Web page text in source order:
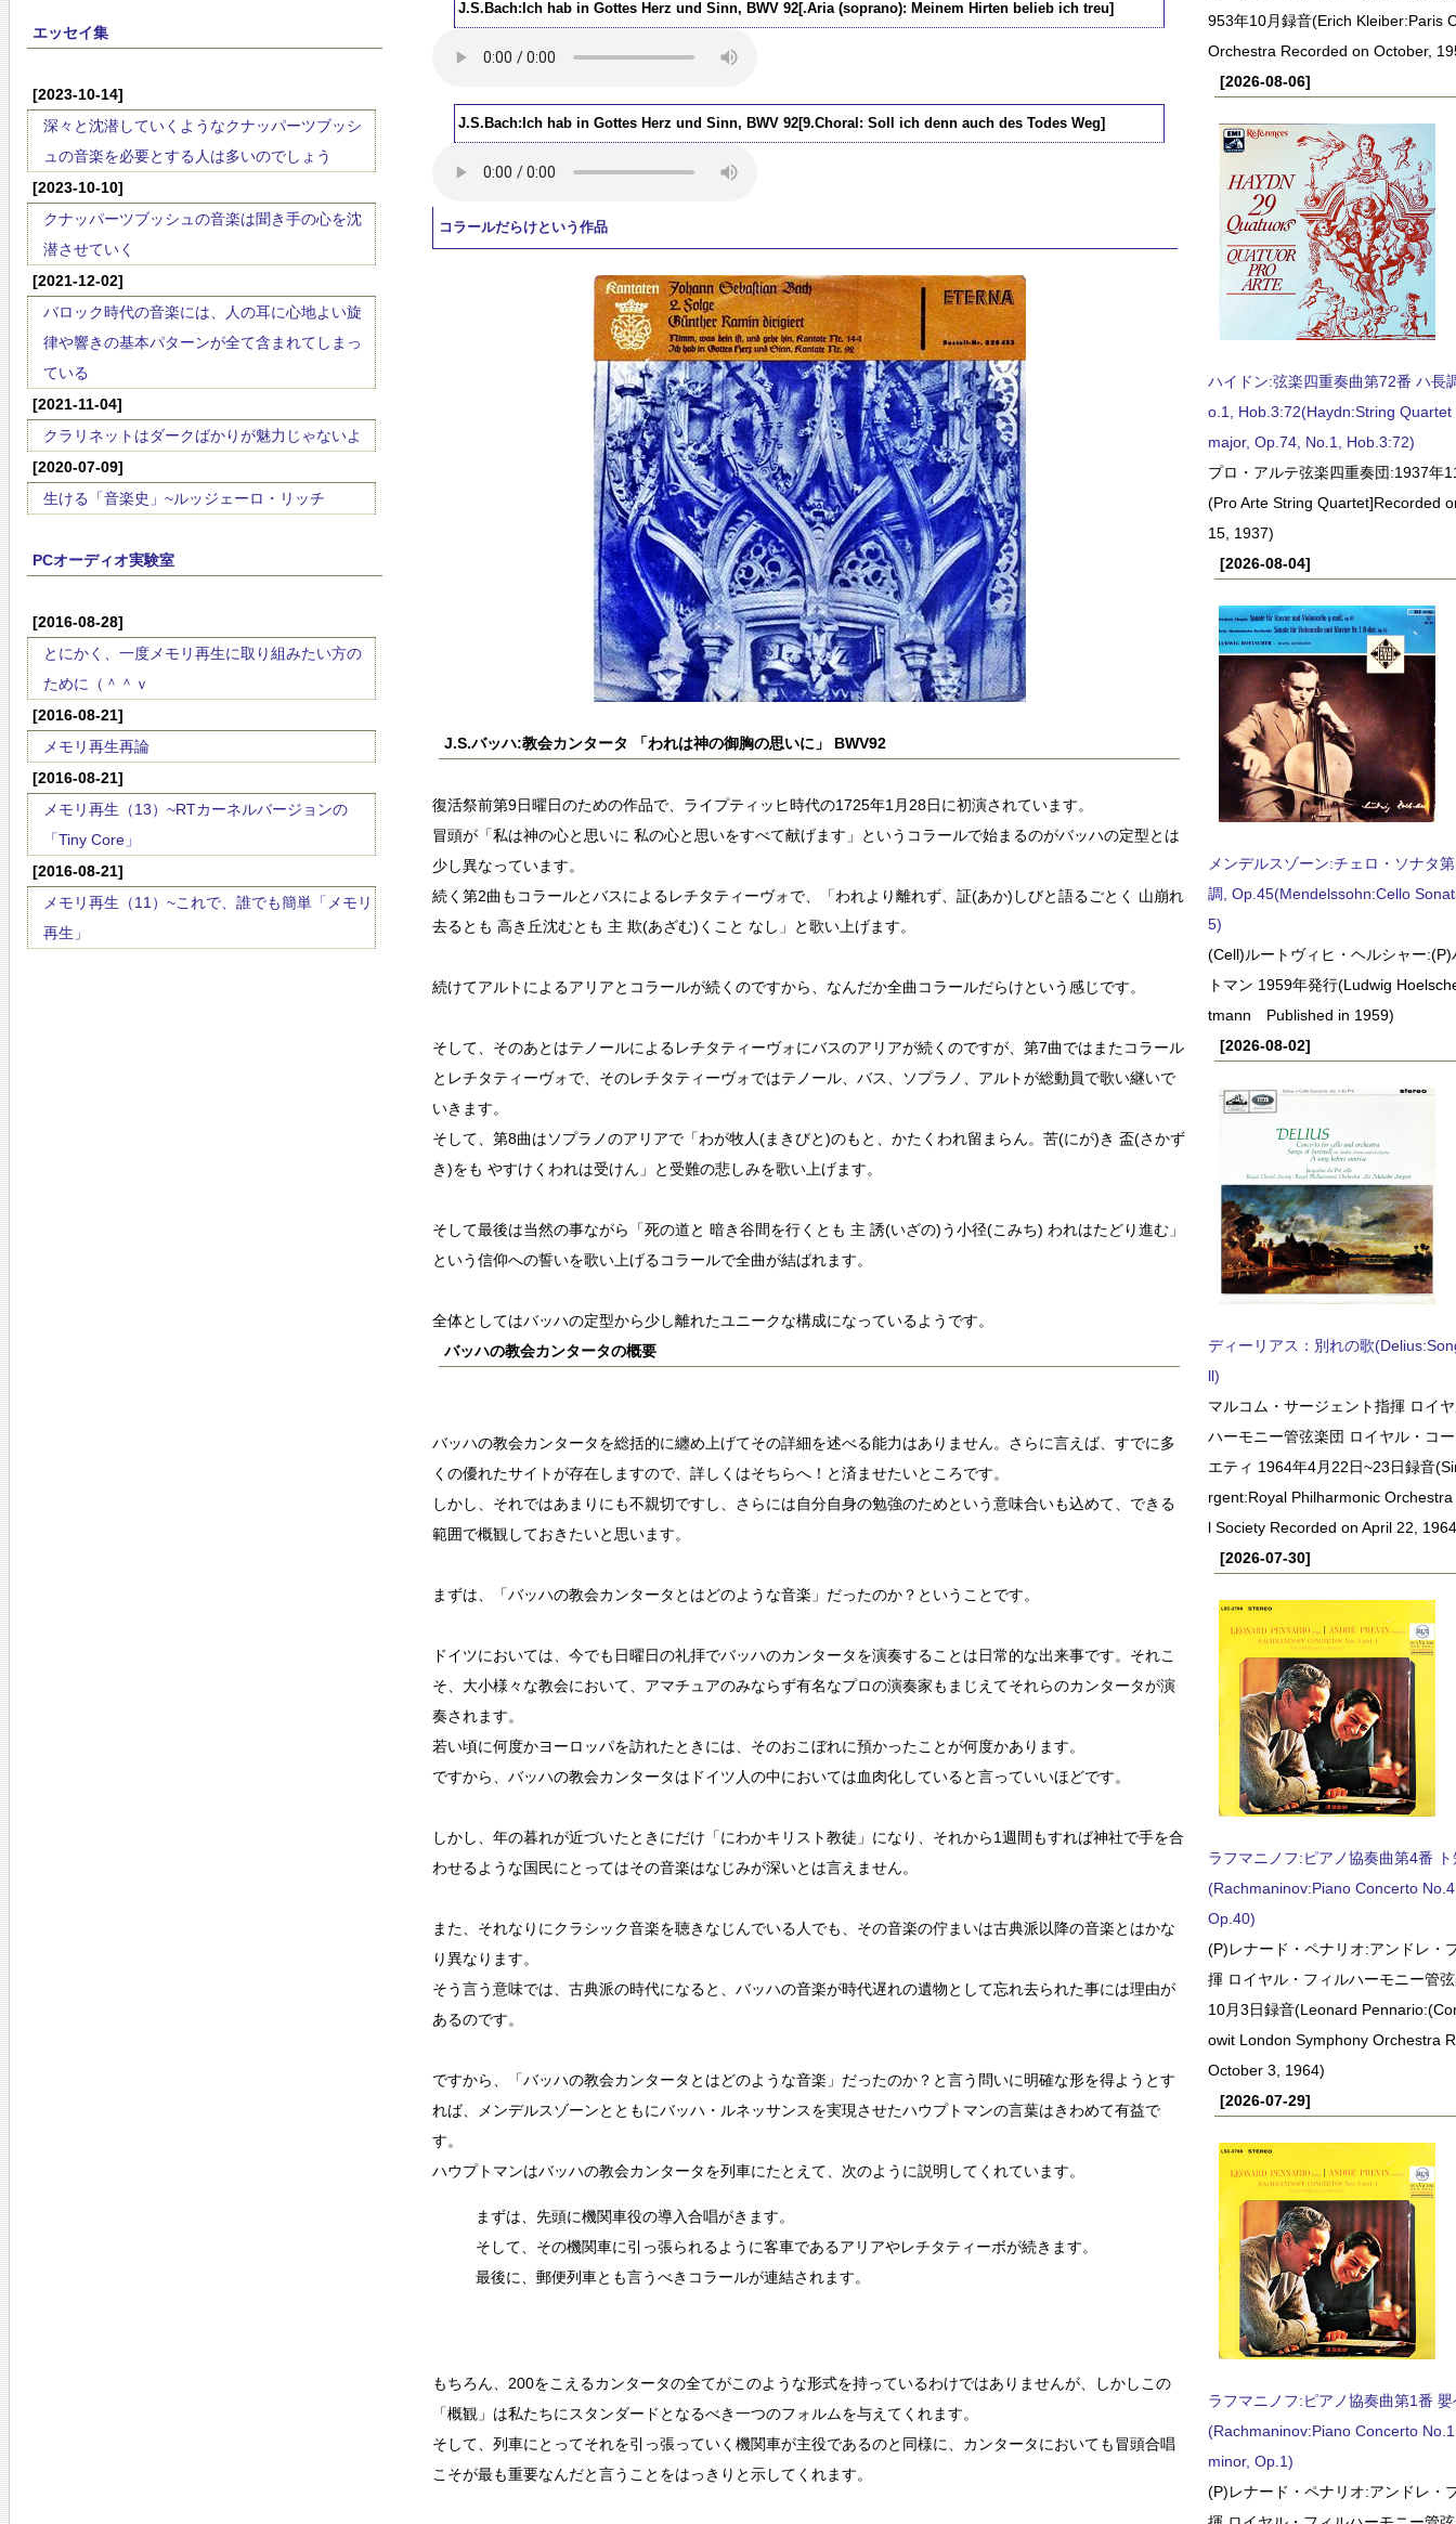
エッセイ集
[2023-10-14]
深々と沈潜していくようなクナッパーツブッシ
ュの音楽を必要とする人は多いのでしょう
[2023-10-10]
クナッパーツブッシュの音楽は聞き手の心を沈
潜させていく
[2021-12-02]
バロック時代の音楽には、人の耳に心地よい旋
律や響きの基本パターンが全て含まれてしまっ
ている
[2021-11-04]
クラリネットはダークばかりが魅力じゃないよ
[2020-07-09]
生ける「音楽史」~ルッジェーロ・リッチ
PCオーディオ実験室
[2016-08-28]
とにかく、一度メモリ再生に取り組みたい方の
ために（＾＾ｖ
[2016-08-21]
メモリ再生再論
[2016-08-21]
メモリ再生（13）~RTカーネルバージョンの
「Tiny Core」
[2016-08-21]
メモリ再生（11）~これで、誰でも簡単「メモリ
再生」
J.S.Bach:Ich hab in Gottes Herz und Sinn, BWV 92[.Aria (soprano): Meinem Hirten belieb ich treu]
J.S.Bach:Ich hab in Gottes Herz und Sinn, BWV 92[9.Choral: Soll ich denn auch des Todes Weg]
コラールだらけという作品
J.S.バッハ:教会カンタータ 「われは神の御胸の思いに」 BWV92
復活祭前第9日曜日のための作品で、ライプティッヒ時代の1725年1月28日に初演されています。
冒頭が「私は神の心と思いに 私の心と思いをすべて献げます」というコラールで始まるのがバッハの定型とは
少し異なっています。
続く第2曲もコラールとバスによるレチタティーヴォで、「われより離れず、証(あか)しびと語るごとく 山崩れ
去るとも 高き丘沈むとも 主 欺(あざむ)くこと なし」と歌い上げます。
続けてアルトによるアリアとコラールが続くのですから、なんだか全曲コラールだらけという感じです。
そして、そのあとはテノールによるレチタティーヴォにバスのアリアが続くのですが、第7曲ではまたコラール
とレチタティーヴォで、そのレチタティーヴォではテノール、バス、ソプラノ、アルトが総動員で歌い継いで
いきます。
そして、第8曲はソプラノのアリアで「わが牧人(まきびと)のもと、かたくわれ留まらん。苦(にが)き 盃(さかず
き)をも やすけくわれは受けん」と受難の悲しみを歌い上げます。
そして最後は当然の事ながら「死の道と 暗き谷間を行くとも 主 誘(いざの)う小径(こみち) われはたどり進む」
という信仰への誓いを歌い上げるコラールで全曲が結ばれます。
全体としてはバッハの定型から少し離れたユニークな構成になっているようです。
バッハの教会カンタータの概要
バッハの教会カンタータを総括的に纏め上げてその詳細を述べる能力はありません。さらに言えば、すでに多
くの優れたサイトが存在しますので、詳しくはそちらへ！と済ませたいところです。
しかし、それではあまりにも不親切ですし、さらには自分自身の勉強のためという意味合いも込めて、できる
範囲で概観しておきたいと思います。
まずは、「バッハの教会カンタータとはどのような音楽」だったのか？ということです。
ドイツにおいては、今でも日曜日の礼拝でバッハのカンタータを演奏することは日常的な出来事です。それこ
そ、大小様々な教会において、アマチュアのみならず有名なプロの演奏家もまじえてそれらのカンタータが演
奏されます。
若い頃に何度かヨーロッパを訪れたときには、そのおこぼれに預かったことが何度かあります。
ですから、バッハの教会カンタータはドイツ人の中においては血肉化していると言っていいほどです。
しかし、年の暮れが近づいたときにだけ「にわかキリスト教徒」になり、それから1週間もすれば神社で手を合
わせるような国民にとってはその音楽はなじみが深いとは言えません。
また、それなりにクラシック音楽を聴きなじんでいる人でも、その音楽の佇まいは古典派以降の音楽とはかな
り異なります。
そう言う意味では、古典派の時代になると、バッハの音楽が時代遅れの遺物として忘れ去られた事には理由が
あるのです。
ですから、「バッハの教会カンタータとはどのような音楽」だったのか？と言う問いに明確な形を得ようとす
れば、メンデルスゾーンとともにバッハ・ルネッサンスを実現させたハウプトマンの言葉はきわめて有益で
す。
ハウプトマンはバッハの教会カンタータを列車にたとえて、次のように説明してくれています。
まずは、先頭に機関車役の導入合唱がきます。
そして、その機関車に引っ張られるように客車であるアリアやレチタティーボが続きます。
最後に、郵便列車とも言うべきコラールが連結されます。
もちろん、200をこえるカンタータの全てがこのような形式を持っているわけではありませんが、しかしこの
「概観」は私たちにスタンダードとなるべき一つのフォルムを与えてくれます。
そして、列車にとってそれを引っ張っていく機関車が主役であるのと同様に、カンタータにおいても冒頭合唱
こそが最も重要なんだと言うことをはっきりと示してくれます。
953年10月録音(Erich Kleiber:Paris
Orchestra Recorded on October,
[2026-08-06]
ハイドン:弦楽四重奏曲第72番 ハ長
o.1, Hob.3:72(Haydn:String Quartet
major, Op.74, No.1, Hob.3:72)
プロ・アルテ弦楽四重奏団:1937年
(Pro Arte String Quartet]Recorded
15, 1937)
[2026-08-04]
メンデルスゾーン:チェロ・ソナタ
調, Op.45(Mendelssohn:Cello
5)
(Cell)ルートヴィヒ・ヘルシャー
トマン 1959年発行(Ludwig
tmann Published in 1959)
[2026-08-02]
ディーリアス：別れの歌
ll)
マルコム・サージェント指揮 ロイ
ハーモニー管弦楽団 ロイヤル・コ
エティ 1964年4月22日~23日録音
rgent:Royal Philharmonic
l Society Recorded on April 22,
[2026-07-30]
ラフマニノフ:ピアノ協奏曲第4番
(Rachmaninov:Piano Concerto
Op.40)
(P)レナード・ペナリオ:アンドレ・
揮 ロイヤル・フィルハーモニー管
10月3日録音(Leonard
owit London Symphony Orchestra
October 3, 1964)
[2026-07-29]
ラフマニノフ:ピアノ協奏曲第1番
(Rachmaninov:Piano Concerto
minor, Op.1)
(P)レナード・ペナリオ:アンドレ・